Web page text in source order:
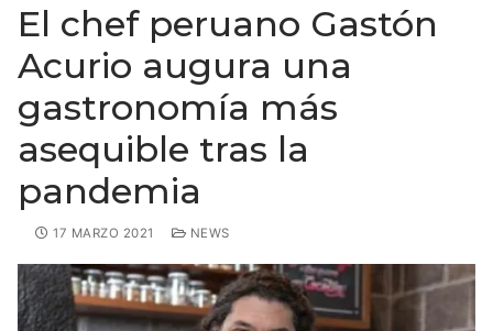
El chef peruano Gastón
Acurio augura una
gastronomía más
asequible tras la
pandemia
17 MARZO 2021 NEWS